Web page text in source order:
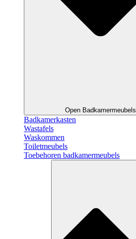
Open Badkamermeubels
Badkamerkasten
Wastafels
Waskommen
Toiletmeubels
Toebehoren badkamermeubels